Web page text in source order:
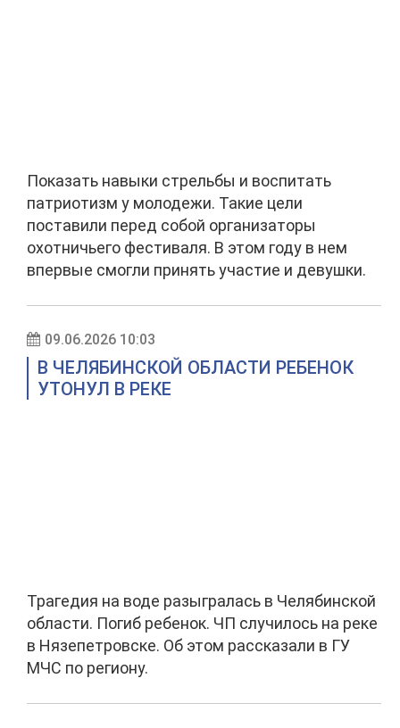
Показать навыки стрельбы и воспитать
патриотизм у молодежи. Такие цели
поставили перед собой организаторы
охотничьего фестиваля. В этом году в нем
впервые смогли принять участие и девушки.
09.06.2026 10:03
В ЧЕЛЯБИНСКОЙ ОБЛАСТИ РЕБЕНОК
УТОНУЛ В РЕКЕ
Трагедия на воде разыгралась в Челябинской
области. Погиб ребенок. ЧП случилось на реке
в Нязепетровске. Об этом рассказали в ГУ
МЧС по региону.